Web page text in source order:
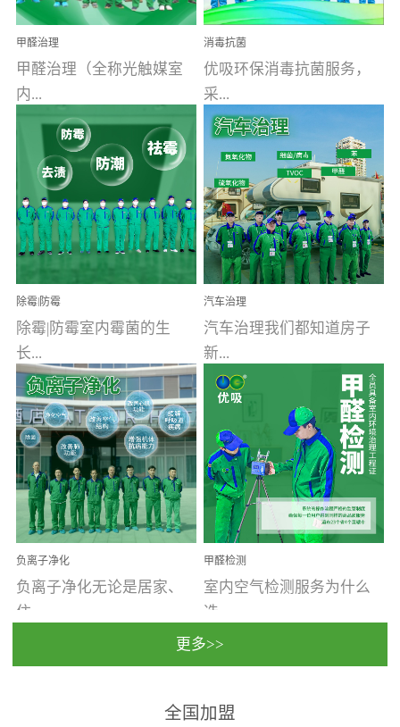
甲醛治理
甲醛治理（全称光触媒室
内...
空气污染净化治理）工业
文明的进步，创造了多姿
多彩的家居产品和生活情
调，但也带来了以甲醛为
首的室内...
消毒抗菌
优吸环保消毒抗菌服务，
采...
用行业公认奥维牌消毒
液，具备杀死人体冠状病
毒的功效，杀菌率
99.99%。相对于传统消毒
液来说，无...
除霉|防霉
除霉|防霉室内霉菌的生
长...
受温度、湿度、基质养
分、通风四个条件影响，
温暖潮湿、营养物质多、
通风缓慢的空间最易滋生
大量霉菌的...
汽车治理
汽车治理我们都知道房子
新...
装修完会有甲醛，其实汽
车的甲醛超标问题更为严
重。汽车的空间范围小，
配件、皮具、装饰多，这
些都是汽...
负离子净化
负离子净化无论是居家、
住...
动，人类长时间停留的室
甲醛检测
室内空气检测服务为什么
选...
行国家规定的标准检测方
更多>>
全国加盟